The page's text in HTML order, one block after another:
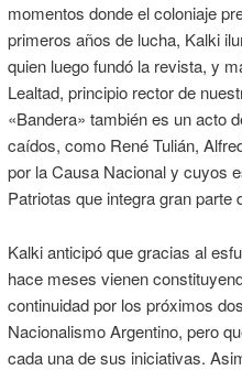
momentos donde el coloniaje
primeros años de lucha, Kalki
quien luego fundó la revista, y
Lealtad, principio rector de
«Bandera» también es un acto
caídos, como René Tulián,
por la Causa Nacional y cuyos
Patriotas que integra gran parte
Kalki anticipó que gracias al
hace meses vienen
continuidad por los próximos
Nacionalismo Argentino, pero
cada una de sus iniciativas.